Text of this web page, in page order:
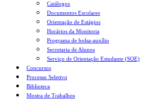
Catálogos
Documentos Escolares
Orientação de Estágios
Horários da Monitoria
Programa de bolsa-auxílio
Secretaria de Alunos
Serviço de Orientação Estudante (SOE)
Concursos
Processo Seletivo
Biblioteca
Mostra de Trabalhos